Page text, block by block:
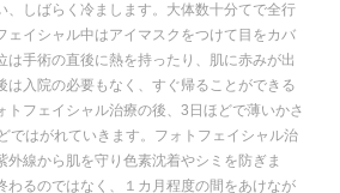
、しばらく冷まします。大体数十分てで全行
ェイシャル中はアイマスクをつけて目をカバ
は手術の直後に熱を持ったり、肌に赤みが出
は入院の必要もなく、すぐ帰ることができる
トフェイシャル治療の後、3日ほどで薄いかさ
ではがれていきます。フォトフェイシャル治
外線から肌を守り色素沈着やシミを防ぎま
わるのではなく、１カ月程度の間をあけなが